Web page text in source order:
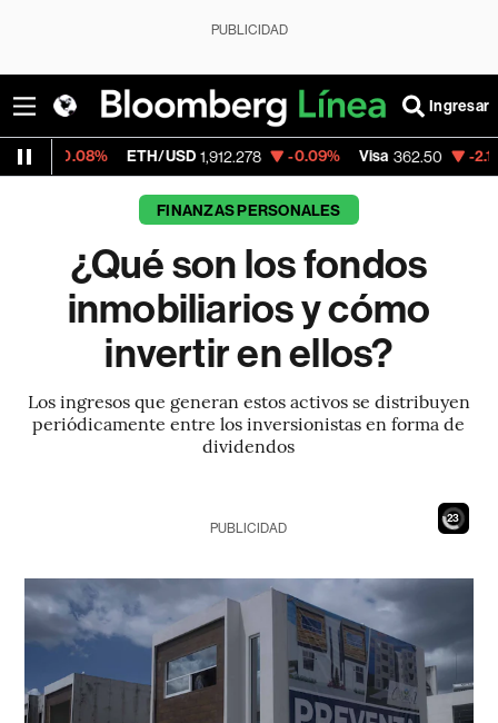
PUBLICIDAD
Ingresar
ETH/USD 1,912.278 -0.09% Visa 362.50 -2.15%
FINANZAS PERSONALES
¿Qué son los fondos
inmobiliarios y cómo
invertir en ellos?
Los ingresos que generan estos activos se distribuyen
periódicamente entre los inversionistas en forma de
dividendos
21
PUBLICIDAD